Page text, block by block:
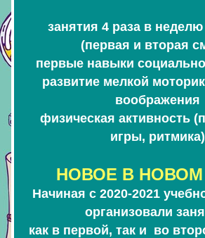
занятия 4 раза в неделю
(первая и вторая
первые навыки
развитие мелкой
воображения
физическая активность
игры, ритмика)
НОВОЕ В НОВОМ
Начиная с 2020-2021
организовали
как в первой, так и  во